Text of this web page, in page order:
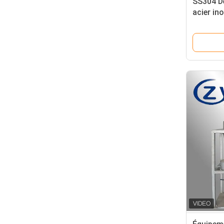
acier
mobiles
du